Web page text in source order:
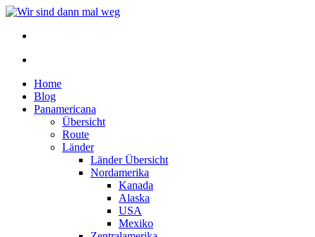
Home
Blog
Panamericana
Übersicht
Route
Länder
Länder Übersicht
Nordamerika
Kanada
Alaska
USA
Mexiko